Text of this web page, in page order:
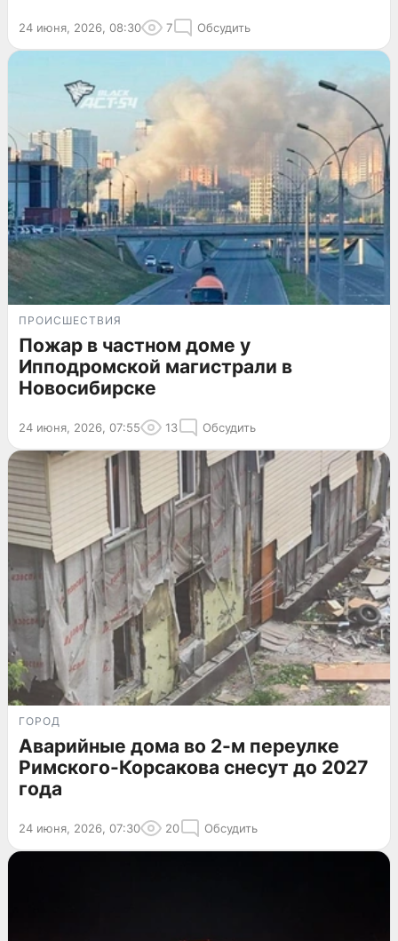
24 июня, 2026, 08:30 7 Обсудить
ПРОИСШЕСТВИЯ
Пожар в частном доме у
Ипподромской магистрали в
Новосибирске
24 июня, 2026, 07:55 13 Обсудить
ГОРОД
Аварийные дома во 2-м переулке
Римского-Корсакова снесут до 2027
года
24 июня, 2026, 07:30 20 Обсудить